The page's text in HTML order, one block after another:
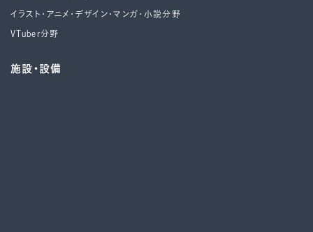
イラスト・アニメ・デザイン・マンガ・小説分野
VTuber分野
施設・設備